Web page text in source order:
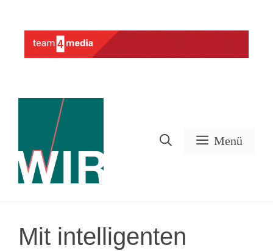
springen
Menü
Mit intelligenten